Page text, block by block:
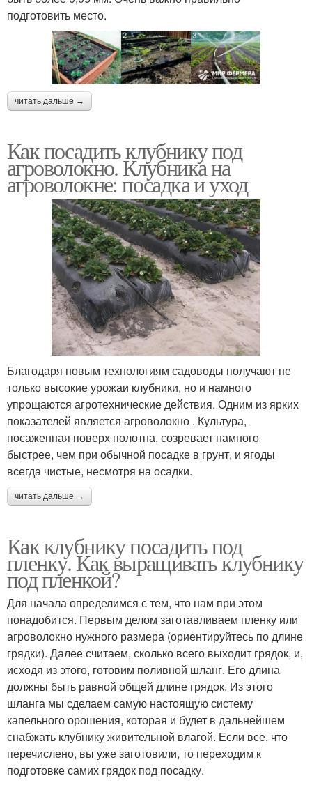
подготовить место.
читать дальше →
Как посадить клубнику под
агроволокно. Клубника на
агроволокне: посадка и уход
Благодаря новым технологиям садоводы получают не
только высокие урожаи клубники, но и намного
упрощаются агротехнические действия. Одним из ярких
показателей является агроволокно . Культура,
посаженная поверх полотна, созревает намного
быстрее, чем при обычной посадке в грунт, и ягоды
всегда чистые, несмотря на осадки.
читать дальше →
Как клубнику посадить под
пленку. Как выращивать клубнику
под пленкой?
Для начала определимся с тем, что нам при этом
понадобится. Первым делом заготавливаем пленку или
агроволокно нужного размера (ориентируйтесь по длине
грядки). Далее считаем, сколько всего выходит грядок, и,
исходя из этого, готовим поливной шланг. Его длина
должны быть равной общей длине грядок. Из этого
шланга мы сделаем самую настоящую систему
капельного орошения, которая и будет в дальнейшем
снабжать клубнику живительной влагой. Если все, что
перечислено, вы уже заготовили, то переходим к
подготовке самих грядок под посадку.